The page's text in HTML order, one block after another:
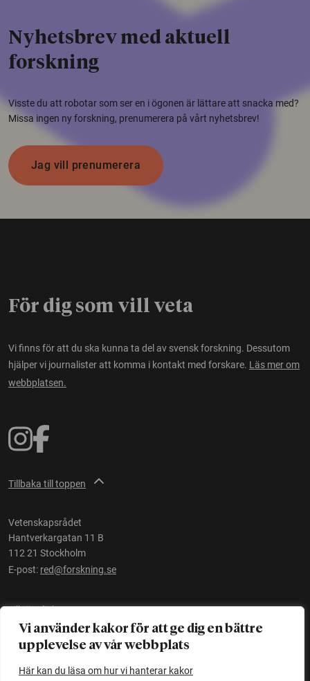
Vi använder kakor för att ge dig en bättre
upplevelse av vår webbplats
Här kan du läsa om hur vi hanterar kakor
Nyhetsbrev med aktuell
forskning
Visste du att robotar som ser en i ögonen är lättare att snacka med?
Missa ingen ny forskning, prenumerera på vårt nyhetsbrev!
Jag vill prenumerera
För dig som vill veta
Vi finns för att du ska kunna ta del av svensk forskning. Dessutom
hjälper vi journalister att komma i kontakt med forskare. Läs mer om
webbplatsen.
Tillbaka till toppen
Vetenskapsrådet
Hantverkargatan 11 B
112 21 Stockholm
E-post: red@forskning.se
Tillgänglighet
Ett initiativ avVetenskapsrådet